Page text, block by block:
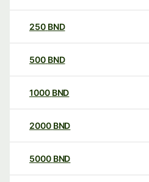
250 BND
500 BND
1000 BND
2000 BND
5000 BND